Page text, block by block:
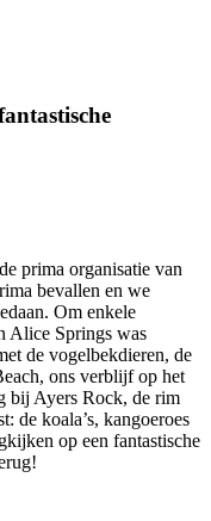
prima organisatie van
bevallen en we
Om enkele
Alice Springs was
de vogelbekdieren, de
ons verblijf op het
bij Ayers Rock, de rim
de koala’s, kangoeroes
op een fantastische